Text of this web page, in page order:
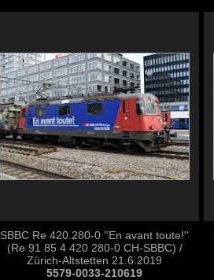
SBBC Re 420.280-0 ''En avant toute!''
(Re 91 85 4 420 280-0 CH-SBBC) /
Zürich-Altstetten 21.6.2019
5579-0033-210619